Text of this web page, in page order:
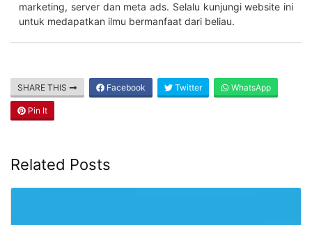
marketing, server dan meta ads. Selalu kunjungi website ini
untuk medapatkan ilmu bermanfaat dari beliau.
SHARE THIS Facebook Twitter WhatsApp
Pin It
Related Posts